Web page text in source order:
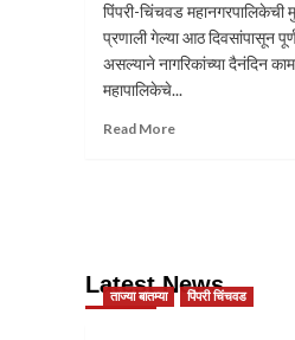
बारणे
यांनी
प्रभाग
दिले
पिंपरी-चिंचवड
प्रणाली गेल्या आठ दिवसांपासून
असल्याने नागरिकांच्या दैनंदिन
महापालिकेचे...
Read MoreRead
दिवसांपासून
ठप्प;
Latest News
ताज्या बातम्या पिंपरी चिंचवड